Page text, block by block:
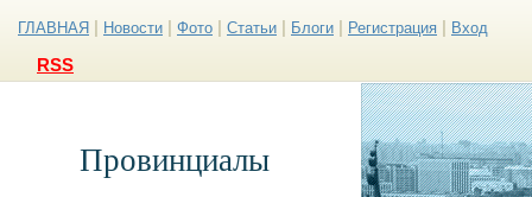
ГЛАВНАЯ Новости Фото Статьи Блоги Регистрация Вход
RSS
Провинциалы